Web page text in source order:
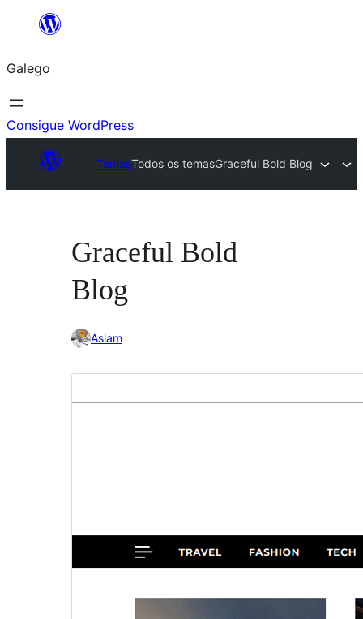
Saltar
contido
Galego
Consigue WordPress
TemasTodos os temasGraceful Bold Blog
Graceful Bold
Blog
Aslam